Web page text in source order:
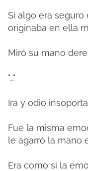
Si algo era
originaba en ella
Miró su mano
"..."
Ira y odio
Fue la misma
le agarró la mano
Era como si la